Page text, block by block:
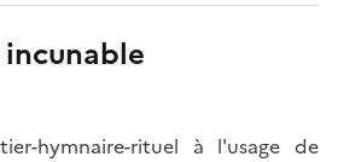
hymnaire-rituel à l'usage de